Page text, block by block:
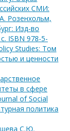
СМИ:
Розенхольм,
Изд-во
ISBN 978-5-
Studies: Том
и ценности
в сфере
of Social
политика
С.Ю.